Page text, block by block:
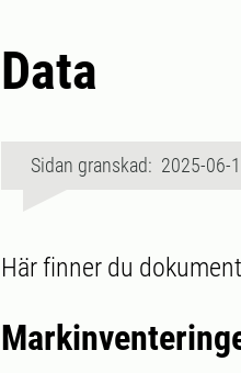
Data
Sidan granskad: 2025-06-
Här finner du